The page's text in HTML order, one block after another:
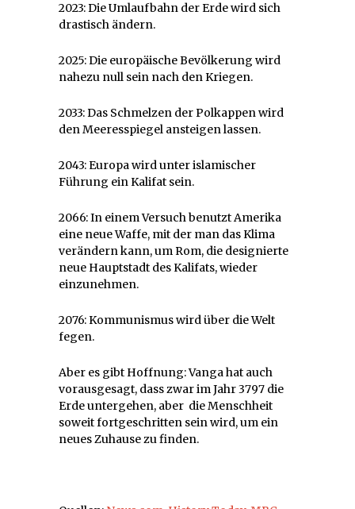
2023: Die Umlaufbahn der Erde wird sich
drastisch ändern.
2025: Die europäische Bevölkerung wird
nahezu null sein nach den Kriegen.
2033: Das Schmelzen der Polkappen wird
den Meeresspiegel ansteigen lassen.
2043: Europa wird unter islamischer
Führung ein Kalifat sein.
2066: In einem Versuch benutzt Amerika
eine neue Waffe, mit der man das Klima
verändern kann, um Rom, die designierte
neue Hauptstadt des Kalifats, wieder
einzunehmen.
2076: Kommunismus wird über die Welt
fegen.
Aber es gibt Hoffnung: Vanga hat auch
vorausgesagt, dass zwar im Jahr 3797 die
Erde untergehen, aber die Menschheit
soweit fortgeschritten sein wird, um ein
neues Zuhause zu finden.